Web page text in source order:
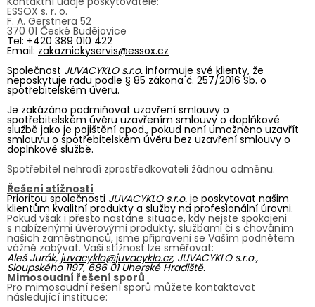
ESSOX s. r. o.
F. A. Gerstnera 52
370 01 České Budějovice
Tel: +420 389 010 422
Email: zakaznickyservis@essox.cz
Společnost JUVACYKLO s.r.o. informuje své klienty, že
neposkytuje radu podle § 85 zákona č. 257/2016 Sb. o
spotřebitelském úvěru.
Je zakázáno podmiňovat uzavření smlouvy o
spotřebitelském úvěru uzavřením smlouvy o doplňkové
službě jako je pojištění apod., pokud není umožněno uzavřít
smlouvu o spotřebitelském úvěru bez uzavření smlouvy o
doplňkové službě.
Spotřebitel nehradí zprostředkovateli žádnou odměnu.
Řešení stížností
Prioritou společnosti JUVACYKLO s.r.o. je poskytovat našim
klientům kvalitní produkty a služby na profesionální úrovni.
Pokud však i přesto nastane situace, kdy nejste spokojeni
s nabízenými úvěrovými produkty, službami či s chováním
našich zaměstnanců, jsme připraveni se Vaším podnětem
vážně zabývat. Vaši stížnost lze směřovat:
Aleš Jurák,juvacyklo@juvacyklo.cz, JUVACYKLO s.r.o.,
Sloupského 1197, 686 01 Uherské Hradiště.
Mimosoudní řešení sporů
Pro mimosoudní řešení sporů můžete kontaktovat
následující instituce: